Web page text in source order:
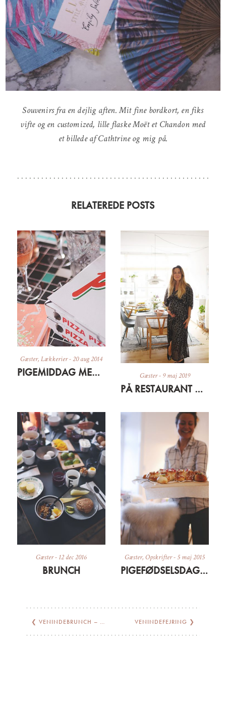
Souvenirs fra en dejlig aften. Mit fine bordkort, en fiks
vifte og en customized, lille flaske Moët et Chandon med
et billede af Cathtrine og mig på.
RELATEREDE POSTS
Gæster, Lækkerier-20 aug 2014
PIGEMIDDAG MED PIZZA & CHAMPAGNE Gæster- 9 maj 2019
PÅ RESTAURANT DERHJEMME
Gæster- 12 dec 2016
BRUNCH
Gæster,Opskrifter-5 maj 2015
PIGEFØDSELSDAG MED KAGEKONE… OG MOULES FRITES OG GATEAU MARCEL
❮ VENINDEBRUNCH – PÅ DEN LETTE MÅDE VENINDEFEJRING ❯